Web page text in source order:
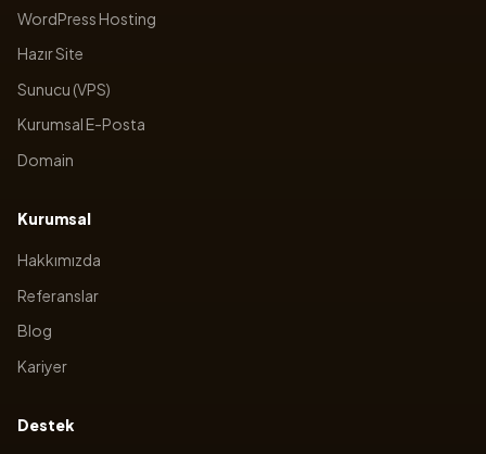
WordPress Hosting
Hazır Site
Sunucu (VPS)
Kurumsal E-Posta
Domain
Kurumsal
Hakkımızda
Referanslar
Blog
Kariyer
Destek